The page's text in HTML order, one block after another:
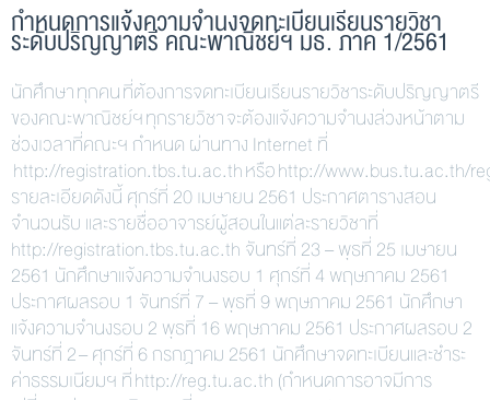
กำหนดการแจ้งความจำนงจดทะเบียนเรียนรายวิชา
ระดับปริญญาตรี คณะพาณิชย์ฯ มธ. ภาค 1/2561
นักศึกษา ทุกคน ที่ต้องการจดทะเบียนเรียนรายวิชาระดับปริญญาตรี
ของคณะพาณิชย์ฯ ทุกรายวิชา จะต้องแจ้งความจำนงล่วงหน้าตาม
ช่วงเวลาที่คณะฯ กำหนด ผ่านทาง Internet ที่
http://registration.tbs.tu.ac.th หรือ http://www.bus.tu.ac.th/
รายละเอียดดังนี้ ศุกร์ที่ 20 เมษายน 2561 ประกาศตารางสอน
จำนวนรับ และรายชื่ออาจารย์ผู้สอนในแต่ละรายวิชาที่
http://registration.tbs.tu.ac.th จันทร์ที่ 23 – พุธที่ 25 เมษายน
2561 นักศึกษาแจ้งความจำนงรอบ 1 ศุกร์ที่ 4 พฤษภาคม 2561
ประกาศผลรอบ 1 จันทร์ที่ 7 – พุธที่ 9 พฤษภาคม 2561 นักศึกษา
แจ้งความจำนงรอบ 2 พุธที่ 16 พฤษภาคม 2561 ประกาศผลรอบ 2
จันทร์ที่ 2 – ศุกร์ที่ 6 กรกฎาคม 2561 นักศึกษาจดทะเบียนและชำระ
ค่าธรรมเนียมฯ ที่ http://reg.tu.ac.th (กำหนดการอาจมีการ